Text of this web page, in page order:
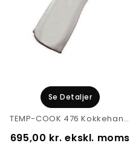
Se Detaljer
TEMP-COOK 476 Kokkehandske
695,00 kr. ekskl. moms